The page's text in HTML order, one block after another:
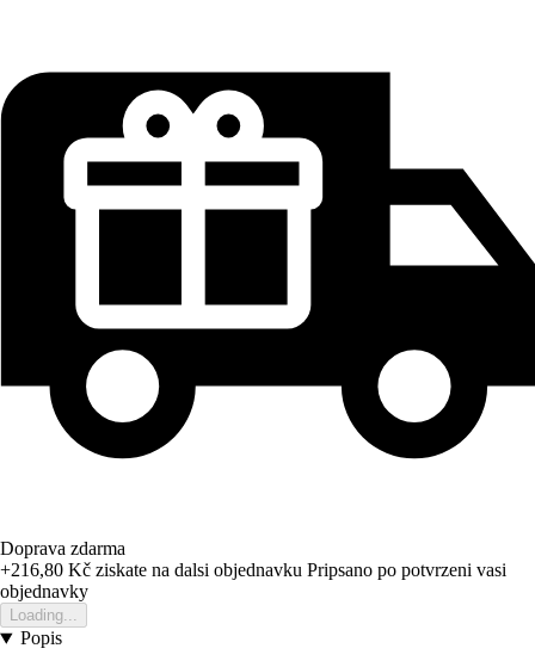
Doprava zdarma
+216,80 Kč ziskate na dalsi objednavku Pripsano po potvrzeni vasi
objednavky
Loading...
Popis